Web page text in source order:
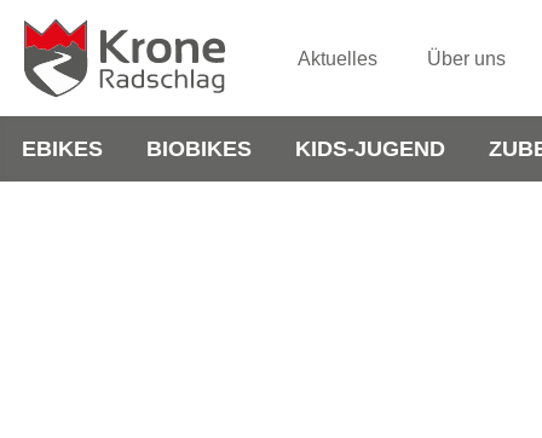
Aktuelles Über uns
EBIKES BIOBIKES KIDS-JUGEND